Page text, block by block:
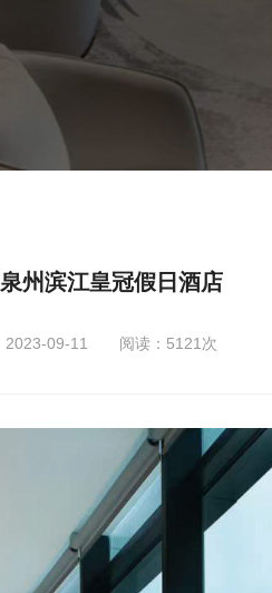
泉州滨江皇冠假日酒店
2023-09-11 阅读：5121次